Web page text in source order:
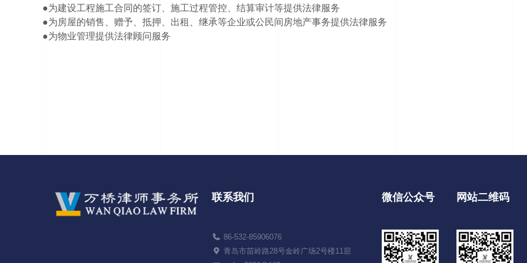
●为建设工程施工合同的签订、施工过程管控、结算审计等提供法律服务
●为房屋的销售、赠予、抵押、出租、继承等企业或公民间房地产事务提供法律服务
●为物业管理提供法律顾问服务
联系我们
86-532-85906076
青岛市苗岭路28号金岭广场2号楼11层
微信公众号 网站二维码